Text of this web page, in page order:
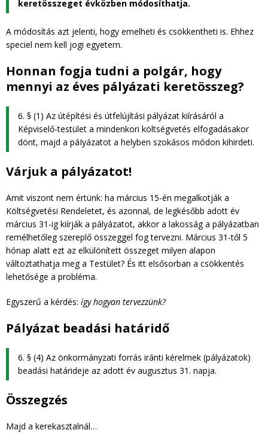
keretösszeget évközben módosíthatja.
A módosítás azt jelenti, hogy emelheti és csökkentheti is. Ehhez
speciel nem kell jogi egyetem.
Honnan fogja tudni a polgár, hogy
mennyi az éves pályázati keretösszeg?
6. § (1) Az útépítési és útfelújítási pályázat kiírásáról a
Képviselő-testület a mindenkori költségvetés elfogadásakor
dönt, majd a páIyázatot a helyben szokásos módon kihirdeti.
Várjuk a pályázatot!
Amit viszont nem értünk: ha március 15-én megalkotják a
Költségvetési Rendeletet, és azonnal, de legkésőbb adott év
március 31-ig kiírják a pályázatot, akkor a lakosság a pályázatban
remélhetőleg szereplő összeggel fog tervezni. Március 31-től 5
hónap alatt ezt az elkülönített összeget milyen alapon
változtathatja meg a Testület? És itt elsősorban a csökkentés
lehetősége a probléma.
Egyszerű a kérdés: így hogyan tervezzünk?
Pályázat beadási határidő
6. § (4) Az önkormányzati forrás iránti kérelmek (pályázatok)
beadási határideje az adott év augusztus 31. napja.
Összegzés
Majd a kerekasztalnál…